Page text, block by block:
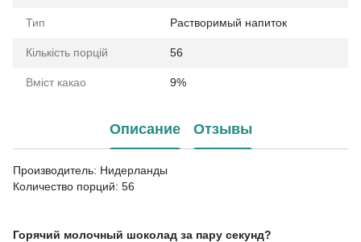
Тип Растворимый напиток
Кількість порцій 56
Вміст какао 9%
Описание Отзывы
Производитель: Нидерланды
Количество порций: 56
Горячий молочный шоколад за пару секунд?